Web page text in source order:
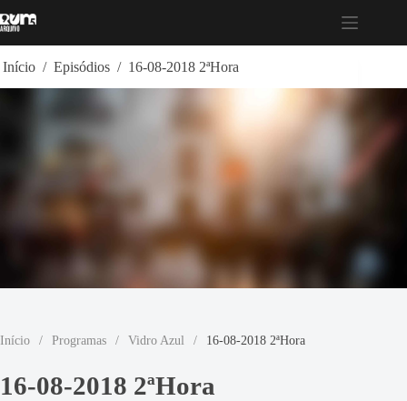
para
Início / Episódios / 16-08-2018 2ªHora
Início / Programas / Vidro Azul / 16-08-2018 2ªHora
16-08-2018 2ªHora